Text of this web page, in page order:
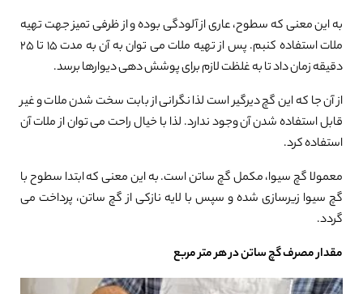
به این معنی که سطوح، عاری از آلودگی بوده و از ظرفی تمیز جهت تهیه
ملات استفاده کنبم. پس از تهیه ملات می توان به آن به مدت ۱۵ تا ۲۵
دقیقه زمان داد تا به غلظت لازم برای پوشش دهی دیوارها برسد.
از آن جا که این گچ دیرگیر است لذا نگرانی از بابت سخت شدن ملات و غیر
قابل استفاده شدن آن وجود ندارد. لذا با خیال راحت می توان از ملات آن
استفاده کرد.
معمولا گچ سیوا، مکمل گچ ساتن است. به این معنی که ابتدا سطوح با
گچ سیوا زیرسازی شده و سپس با لایه نازکی از گچ ساتن، پرداخت می
گردد.
مقدار مصرف گچ ساتن در هر متر مربع